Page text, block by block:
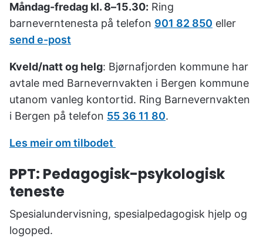
Måndag-fredag kl. 8–15.30: Ring
barneverntenesta på telefon 901 82 850 eller
send e-post
Kveld/natt og helg: Bjørnafjorden kommune har
avtale med Barnevernvakten i Bergen kommune
utanom vanleg kontortid. Ring Barnevernvakten
i Bergen på telefon 55 36 11 80.
Les meir om tilbodet
PPT: Pedagogisk-psykologisk
teneste
Spesialundervisning, spesialpedagogisk hjelp og
logoped.